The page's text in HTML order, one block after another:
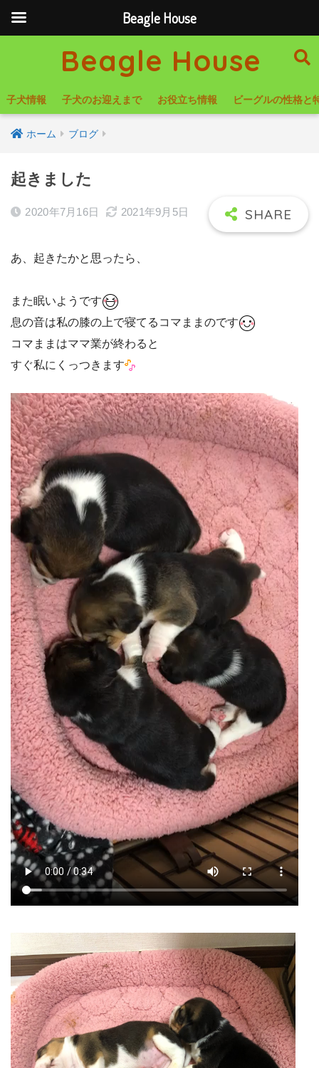
Beagle House
子犬情報 子犬のお迎えまで お役立ち情報 ビーグルの性格と
ホーム ブログ
起きました
2020年7月16日 2021年9月5日
あ、起きたかと思ったら、
また眠いようです
息の音は私の膝の上で寝てるコマままのです
コマままはママ業が終わると
すぐ私にくっつきます
Beagle House